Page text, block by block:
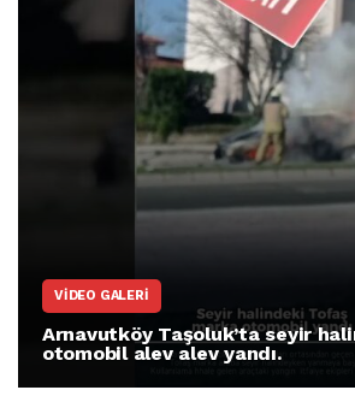
VIDEO GALERI
Arnavutköy Taşoluk’ta seyir
otomobil alev alev yandı.